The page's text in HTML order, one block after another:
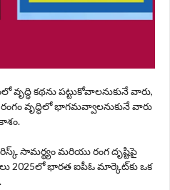
కథను పట్టుకోవాలనుకునే వారు,
వృద్ధిలో భాగమవ్వాలనుకునే వారు
సామర్థ్యం మరియు రంగ దృష్టిపై
2025లో భారత ఐపీఓ మార్కెట్‌కు ఒక